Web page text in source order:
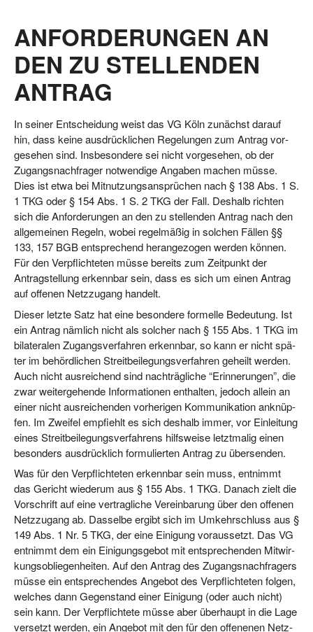
ANFORDERUNGEN AN
DEN ZU STELLENDEN
ANTRAG
In sei­ner Ent­schei­dung weist das VG Köln zunächst dar­auf
hin, dass kei­ne aus­drück­li­chen Rege­lun­gen zum Antrag vor­
ge­se­hen sind. Ins­be­son­de­re sei nicht vor­ge­se­hen, ob der
Zugangs­nach­fra­ger not­wen­di­ge Anga­ben machen müs­se.
Dies ist etwa bei Mit­nut­zungs­an­sprü­chen nach § 138 Abs. 1 S.
1 TKG oder § 154 Abs. 1 S. 2 TKG der Fall. Des­halb rich­ten
sich die Anfor­de­run­gen an den zu stel­len­den Antrag nach den
all­ge­mei­nen Regeln, wobei regel­mä­ßig in sol­chen Fäl­len §§
133, 157 BGB ent­spre­chend her­an­ge­zo­gen wer­den kön­nen.
Für den Ver­pflich­te­ten müs­se bereits zum Zeit­punkt der
Antrag­stel­lung erkenn­bar sein, dass es sich um einen Antrag
auf offe­nen Netz­zu­gang handelt.
Die­ser letz­te Satz hat eine beson­de­re for­mel­le Bedeu­tung. Ist
ein Antrag näm­lich nicht als sol­cher nach § 155 Abs. 1 TKG im
bila­te­ra­len Zugangs­ver­fah­ren erkenn­bar, so kann er nicht spä­
ter im behörd­li­chen Streit­bei­le­gungs­ver­fah­ren geheilt wer­den.
Auch nicht aus­rei­chend sind nach­träg­li­che “Erin­ne­run­gen”, die
zwar wei­ter­ge­hen­de Infor­ma­tio­nen ent­hal­ten, jedoch allein an
einer nicht aus­rei­chen­den vor­he­ri­gen Kom­mu­ni­ka­ti­on anknüp­
fen. Im Zwei­fel emp­fiehlt es sich des­halb immer, vor Ein­lei­tung
eines Streit­bei­le­gungs­ver­fah­rens hilfs­wei­se letzt­ma­lig einen
beson­ders aus­drück­lich for­mu­lier­ten Antrag zu übersenden.
Was für den Ver­pflich­te­ten erkenn­bar sein muss, ent­nimmt
das Gericht wie­der­um aus § 155 Abs. 1 TKG. Danach zielt die
Vor­schrift auf eine ver­trag­li­che Ver­ein­ba­rung über den offe­nen
Netz­zu­gang ab. Das­sel­be ergibt sich im Umkehr­schluss aus §
149 Abs. 1 Nr. 5 TKG, der eine Eini­gung vor­aus­setzt. Das VG
ent­nimmt dem ein Eini­gungs­ge­bot mit ent­spre­chen­den Mit­wir­
kungs­ob­lie­gen­hei­ten. Auf den Antrag des Zugangs­nach­fra­gers
müs­se ein ent­spre­chen­des Ange­bot des Ver­pflich­te­ten fol­gen,
wel­ches dann Gegen­stand einer Eini­gung (oder auch nicht)
sein kann. Der Ver­pflich­te­te müs­se aber über­haupt in die Lage
ver­setzt wer­den, ein Ange­bot mit den für den offe­ne­nen Netz­